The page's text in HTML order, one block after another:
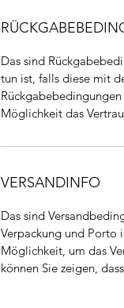
Das sind
tun ist, falls diese mit
Möglichkeit das
VERSANDINFO
Das sind
Verpackung und Porto
Möglichkeit, um das
können Sie zeigen,